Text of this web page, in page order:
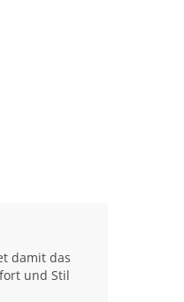
damit das
und Stil